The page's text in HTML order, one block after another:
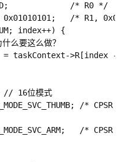
/* R0 */
/* R1,
index++) {
么要这么做？
taskContext->R[index
// 16位模式
/* CPSR
/* CPSR